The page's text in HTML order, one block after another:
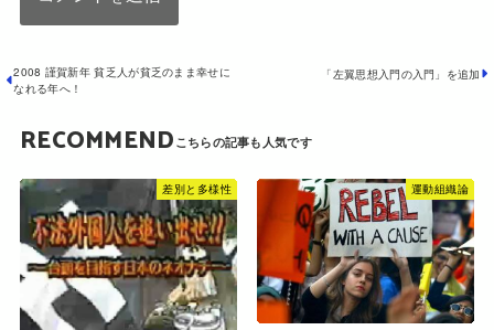
「左翼思想入門の入門」を追加
2008 謹賀新年 貧乏人が貧乏のまま幸せに
なれる年へ！
RECOMMEND
差別と多様性 運動組織論